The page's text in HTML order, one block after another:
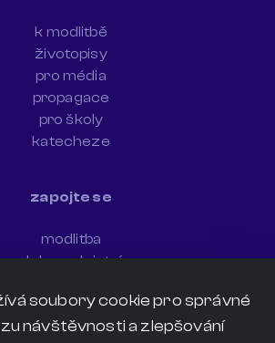
k modlitbě
životopisy
pro média
propagace
pro školy
katecheze
zapojte se
modlitba
dobrovolnictví
sdílejte svědectví
darujte
soubory cookie pro správné
návštěvnosti a zlepšování